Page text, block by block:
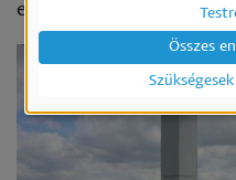
együttműködését igényli.
használata
Összes